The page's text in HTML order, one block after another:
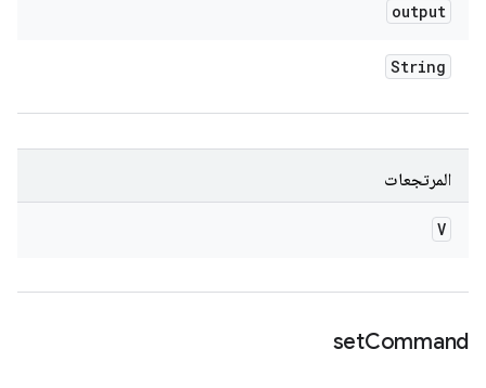
output
String
المرتجعات
V
setCommand